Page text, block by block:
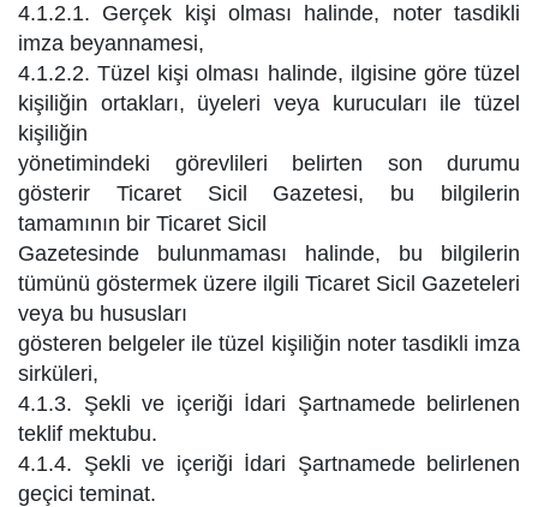
4.1.2.1. Gerçek kişi olması halinde, noter tasdikli
imza beyannamesi,
4.1.2.2. Tüzel kişi olması halinde, ilgisine göre tüzel
kişiliğin ortakları, üyeleri veya kurucuları ile tüzel
kişiliğin
yönetimindeki görevlileri belirten son durumu
gösterir Ticaret Sicil Gazetesi, bu bilgilerin
tamamının bir Ticaret Sicil
Gazetesinde bulunmaması halinde, bu bilgilerin
tümünü göstermek üzere ilgili Ticaret Sicil Gazeteleri
veya bu hususları
gösteren belgeler ile tüzel kişiliğin noter tasdikli imza
sirküleri,
4.1.3. Şekli ve içeriği İdari Şartnamede belirlenen
teklif mektubu.
4.1.4. Şekli ve içeriği İdari Şartnamede belirlenen
geçici teminat.